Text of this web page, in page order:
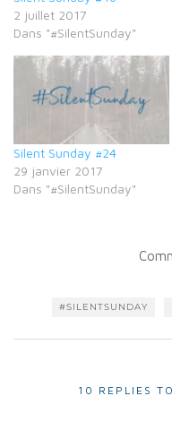
2 juillet 2017
Dans "#SilentSunday"
Silent Sunday #24
29 janvier 2017
Dans "#SilentSunday"
#SILENTSUNDAY
10 REPLIES